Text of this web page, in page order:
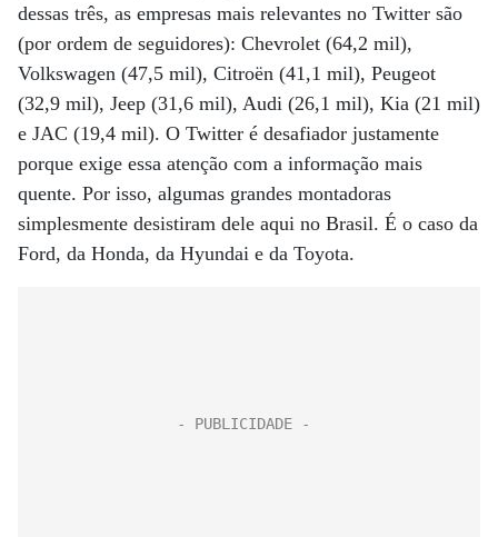
dessas três, as empresas mais relevantes no Twitter são
(por ordem de seguidores): Chevrolet (64,2 mil),
Volkswagen (47,5 mil), Citroën (41,1 mil), Peugeot
(32,9 mil), Jeep (31,6 mil), Audi (26,1 mil), Kia (21 mil)
e JAC (19,4 mil). O Twitter é desafiador justamente
porque exige essa atenção com a informação mais
quente. Por isso, algumas grandes montadoras
simplesmente desistiram dele aqui no Brasil. É o caso da
Ford, da Honda, da Hyundai e da Toyota.